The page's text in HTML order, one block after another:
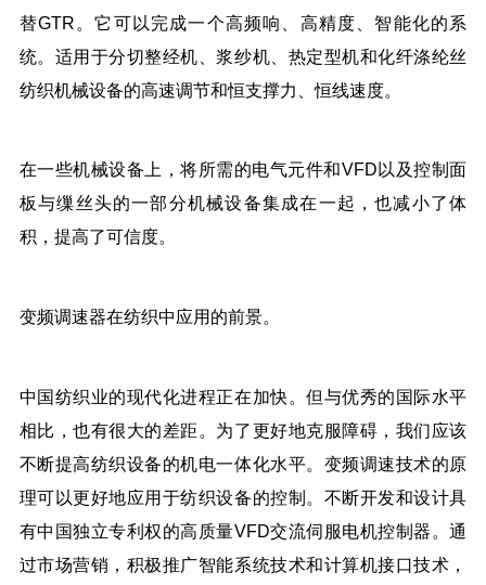
替GTR。它可以完成一个高频响、高精度、智能化的系
统。适用于分切整经机、浆纱机、热定型机和化纤涤纶丝
纺织机械设备的高速调节和恒支撑力、恒线速度。
在一些机械设备上，将所需的电气元件和VFD以及控制面
板与缫丝头的一部分机械设备集成在一起，也减小了体
积，提高了可信度。
变频调速器在纺织中应用的前景。
中国纺织业的现代化进程正在加快。但与优秀的国际水平
相比，也有很大的差距。为了更好地克服障碍，我们应该
不断提高纺织设备的机电一体化水平。变频调速技术的原
理可以更好地应用于纺织设备的控制。不断开发和设计具
有中国独立专利权的高质量VFD交流伺服电机控制器。通
过市场营销，积极推广智能系统技术和计算机接口技术，